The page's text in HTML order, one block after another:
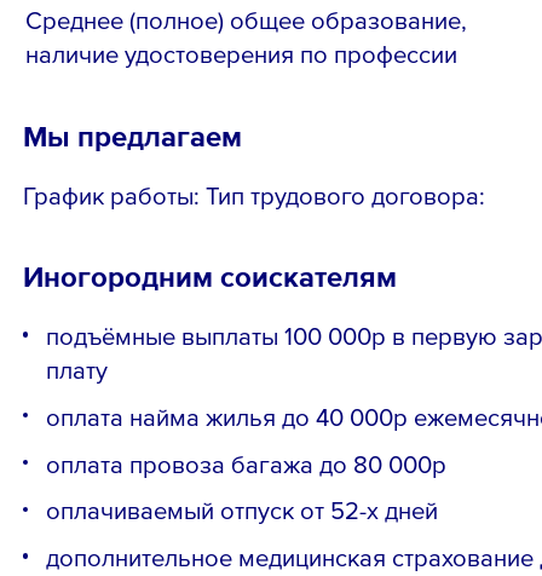
Среднее (полное) общее образование,
наличие удостоверения по профессии
Мы предлагаем
График работы: Тип трудового договора:
Иногородним соискателям
подъёмные выплаты 100 000р в первую
плату
оплата найма жилья до 40 000р
оплата провоза багажа до 80 000р
оплачиваемый отпуск от 52-х дней
дополнительное медицинская